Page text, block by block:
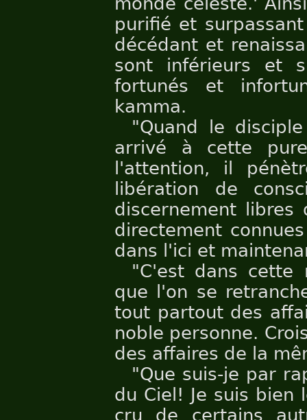
purifié et
décédant et
sont inférieurs et
fortunés et
kamma.
"Quand le
arrivé à cette
l'attention, il
libération de
discernement libres
directement
dans l'ici et
"C'est dans cette
que l'on se
tout partout des
noble personne.
des affaires de la
"Que suis-je par
du Ciel! Je suis
cru de certains